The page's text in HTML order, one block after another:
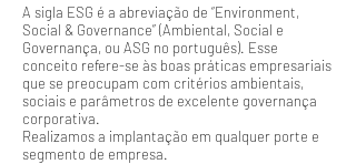
A sigla ESG é a abreviação de “Environment,
Social & Governance” (Ambiental, Social e
Governança, ou ASG no português). Esse
conceito refere-se às boas práticas empresariais
que se preocupam com critérios ambientais,
sociais e parâmetros de excelente governança
corporativa.
Realizamos a implantação em qualquer porte e
segmento de empresa.